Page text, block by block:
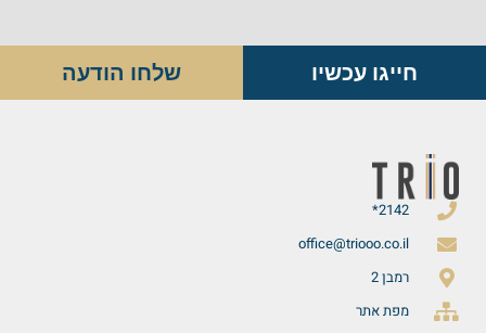
חייגו עכשיו שלחו הודעה
2142*
office@triooo.co.il
רמבן 2
מפת אתר